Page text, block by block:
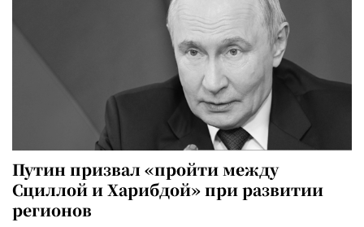
Путин призвал «пройти между
Сциллой и Харибдой» при развитии
регионов